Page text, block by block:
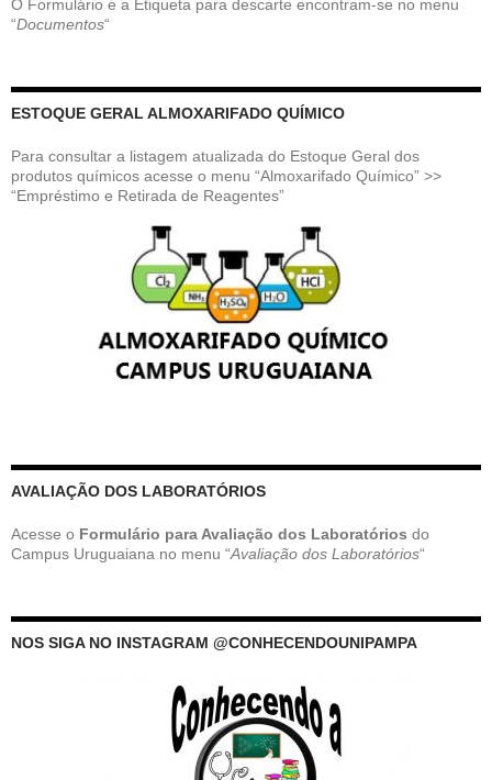
O Formulário e a Etiqueta para descarte encontram-se no menu
“Documentos“
ESTOQUE GERAL ALMOXARIFADO QUÍMICO
Para consultar a listagem atualizada do Estoque Geral dos
produtos químicos acesse o menu “Almoxarifado Químico” >>
“Empréstimo e Retirada de Reagentes”
AVALIAÇÃO DOS LABORATÓRIOS
Acesse o Formulário para Avaliação dos Laboratórios do
Campus Uruguaiana no menu “Avaliação dos Laboratórios“
NOS SIGA NO INSTAGRAM @CONHECENDOUNIPAMPA